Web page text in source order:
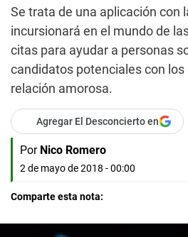
Se trata de una aplicación con
incursionará en el mundo de
citas para ayudar a personas
candidatos potenciales con
relación amorosa.
Agregar El Desconcierto en
Por Nico Romero
2 de mayo de 2018 - 00:00
Comparte esta nota: